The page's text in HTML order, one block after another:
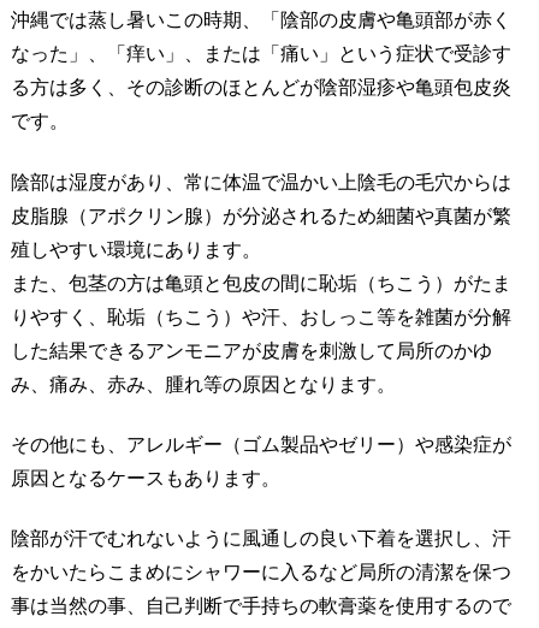
沖縄では蒸し暑いこの時期、「陰部の皮膚や亀頭部が赤く
なった」、「痒い」、または「痛い」という症状で受診す
る方は多く、その診断のほとんどが陰部湿疹や亀頭包皮炎
です。
陰部は湿度があり、常に体温で温かい上陰毛の毛穴からは
皮脂腺（アポクリン腺）が分泌されるため細菌や真菌が繁
殖しやすい環境にあります。
また、包茎の方は亀頭と包皮の間に恥垢（ちこう）がたま
りやすく、恥垢（ちこう）や汗、おしっこ等を雑菌が分解
した結果できるアンモニアが皮膚を刺激して局所のかゆ
み、痛み、赤み、腫れ等の原因となります。
その他にも、アレルギー（ゴム製品やゼリー）や感染症が
原因となるケースもあります。
陰部が汗でむれないように風通しの良い下着を選択し、汗
をかいたらこまめにシャワーに入るなど局所の清潔を保つ
事は当然の事、自己判断で手持ちの軟膏薬を使用するので